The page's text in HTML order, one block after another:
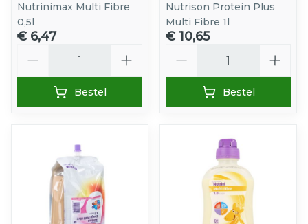
Nutrinimax Multi Fibre
0,5l
€ 6,47
Bestel
Nutrison Protein Plus
Multi Fibre 1l
€ 10,65
Bestel